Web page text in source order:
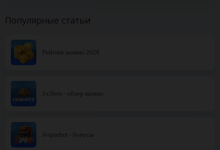
Популярные статьи
Рейтинг казино 2026
1xSlots - обзор казино
Jvspinbet - бонусы